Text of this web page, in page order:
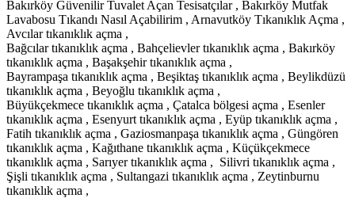
Bakırköy Güvenilir Tuvalet Açan Tesisatçılar , Bakırköy Mutfak
Lavabosu Tıkandı Nasıl Açabilirim , Arnavutköy Tıkanıklık Açma ,
Avcılar tıkanıklık açma ,
Bağcılar tıkanıklık açma , Bahçelievler tıkanıklık açma , Bakırköy
tıkanıklık açma , Başakşehir tıkanıklık açma ,
Bayrampaşa tıkanıklık açma , Beşiktaş tıkanıklık açma , Beylikdüzü
tıkanıklık açma , Beyoğlu tıkanıklık açma ,
Büyükçekmece tıkanıklık açma , Çatalca bölgesi açma , Esenler
tıkanıklık açma , Esenyurt tıkanıklık açma , Eyüp tıkanıklık açma ,
Fatih tıkanıklık açma , Gaziosmanpaşa tıkanıklık açma , Güngören
tıkanıklık açma , Kağıthane tıkanıklık açma , Küçükçekmece
tıkanıklık açma , Sarıyer tıkanıklık açma , Silivri tıkanıklık açma ,
Şişli tıkanıklık açma , Sultangazi tıkanıklık açma , Zeytinburnu
tıkanıklık açma ,